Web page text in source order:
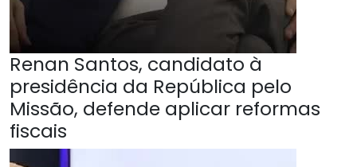
Renan Santos, candidato à
presidência da República pelo
Missão, defende aplicar reformas
fiscais